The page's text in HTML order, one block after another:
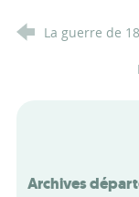
La guerre de
Archives